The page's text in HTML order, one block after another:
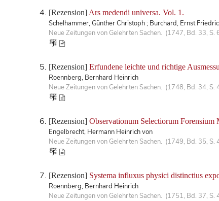
[Rezension] Ars medendi universa. Vol. 1.
Schelhammer, Günther Christoph ; Burchard, Ernst
Neue Zeitungen von Gelehrten Sachen. (1747, Bd. 33,
[Rezension] Erfundene leichte und richtige
Roennberg, Bernhard Heinrich
Neue Zeitungen von Gelehrten Sachen. (1748, Bd. 34,
[Rezension] Observationum Selectiorum
Engelbrecht, Hermann Heinrich von
Neue Zeitungen von Gelehrten Sachen. (1749, Bd. 35,
[Rezension] Systema influxus physici distinctius
Roennberg, Bernhard Heinrich
Neue Zeitungen von Gelehrten Sachen. (1751, Bd. 37,